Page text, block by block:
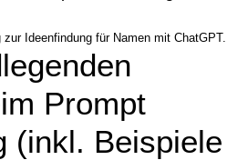
Ideenfindung für Namen mit ChatGPT.
Prompt
(inkl. Beispiele